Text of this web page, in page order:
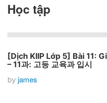
Học tập
[Dịch KIIP Lớp 5] Bài 11:
– 11과: 고등 교육과 입시
by james